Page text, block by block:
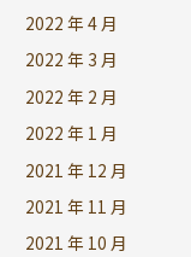
2022 年 4 月
2022 年 3 月
2022 年 2 月
2022 年 1 月
2021 年 12 月
2021 年 11 月
2021 年 10 月